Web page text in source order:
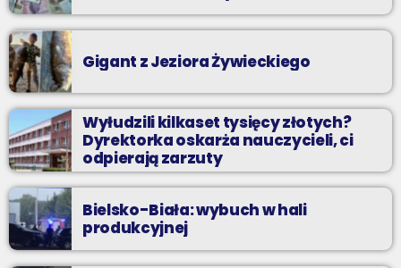
Gigant z Jeziora Żywieckiego
Wyłudzili kilkaset tysięcy złotych?
Dyrektorka oskarża nauczycieli, ci
odpierają zarzuty
Bielsko-Biała: wybuch w hali
produkcyjnej